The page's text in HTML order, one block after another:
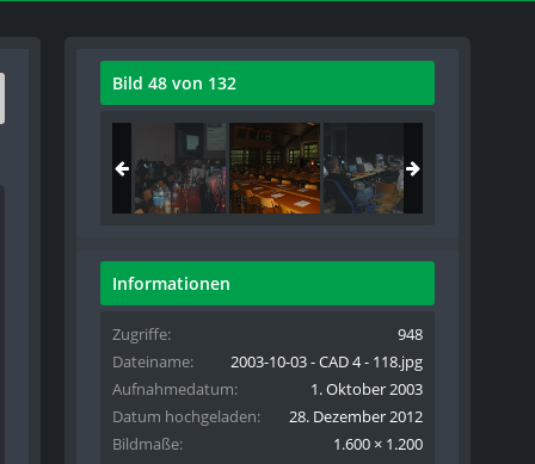
Bild 48 von 132
Informationen
Zugriffe
948
Dateiname
2003-10-03 - CAD 4 - 118.jpg
Aufnahmedatum
1. Oktober 2003
Datum hochgeladen
28. Dezember 2012
Bildmaße
1.600 × 1.200